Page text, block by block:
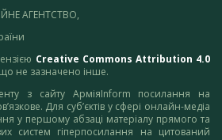
АГЕНТСТВО,
Creative Commons Attribution 4.0
не зазначено інше.
з сайту АрміяInform посилання на
Для суб’єктів у сфері онлайн-медіа
у першому абзаці матеріалу прямого та
систем гіперпосилання на цитований